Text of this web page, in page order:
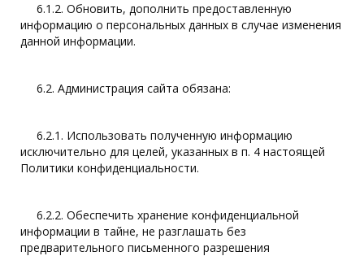
6.1.2. Обновить, дополнить предоставленную
информацию о персональных данных в случае изменения
данной информации.
6.2. Администрация сайта обязана:
6.2.1. Использовать полученную информацию
исключительно для целей, указанных в п. 4 настоящей
Политики конфиденциальности.
6.2.2. Обеспечить хранение конфиденциальной
информации в тайне, не разглашать без
предварительного письменного разрешения